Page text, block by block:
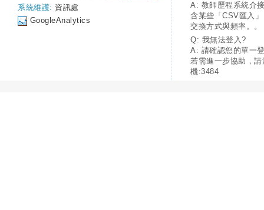
系統維護: 資訊處
GoogleAnalytics
A: 教師歷程系統介
含某些「CSV匯入
交換方式與頻率。。
Q: 我無法登入?
A: 請確認您的單一
若需進一步協助，
機:3484